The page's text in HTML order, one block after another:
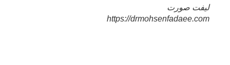
لیفت صورت
https://drmohsenfadaee.com